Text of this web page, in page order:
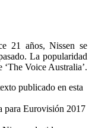
21 años, Nissen se
La popularidad
Voice Australia’.
publicado en esta
para Eurovisión 2017